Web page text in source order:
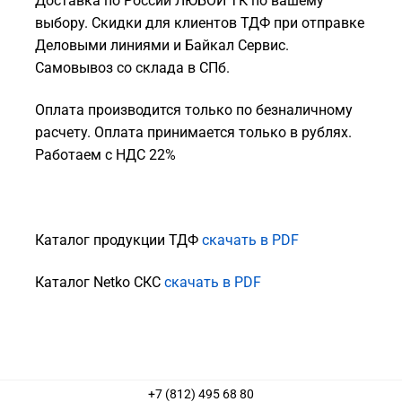
выбору. Скидки для клиентов ТДФ при отправке
Деловыми линиями и Байкал Сервис.
Самовывоз со склада в СПб.
Оплата производится только по безналичному
расчету. Оплата принимается только в рублях.
Работаем с НДС 22%
Каталог продукции ТДФ скачать в PDF
Каталог Netko СКС скачать в PDF
+7 (812) 495 68 80